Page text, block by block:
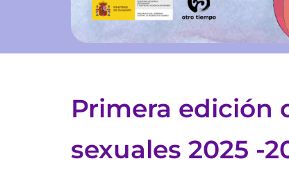
Primera edición
sexuales 2025 -